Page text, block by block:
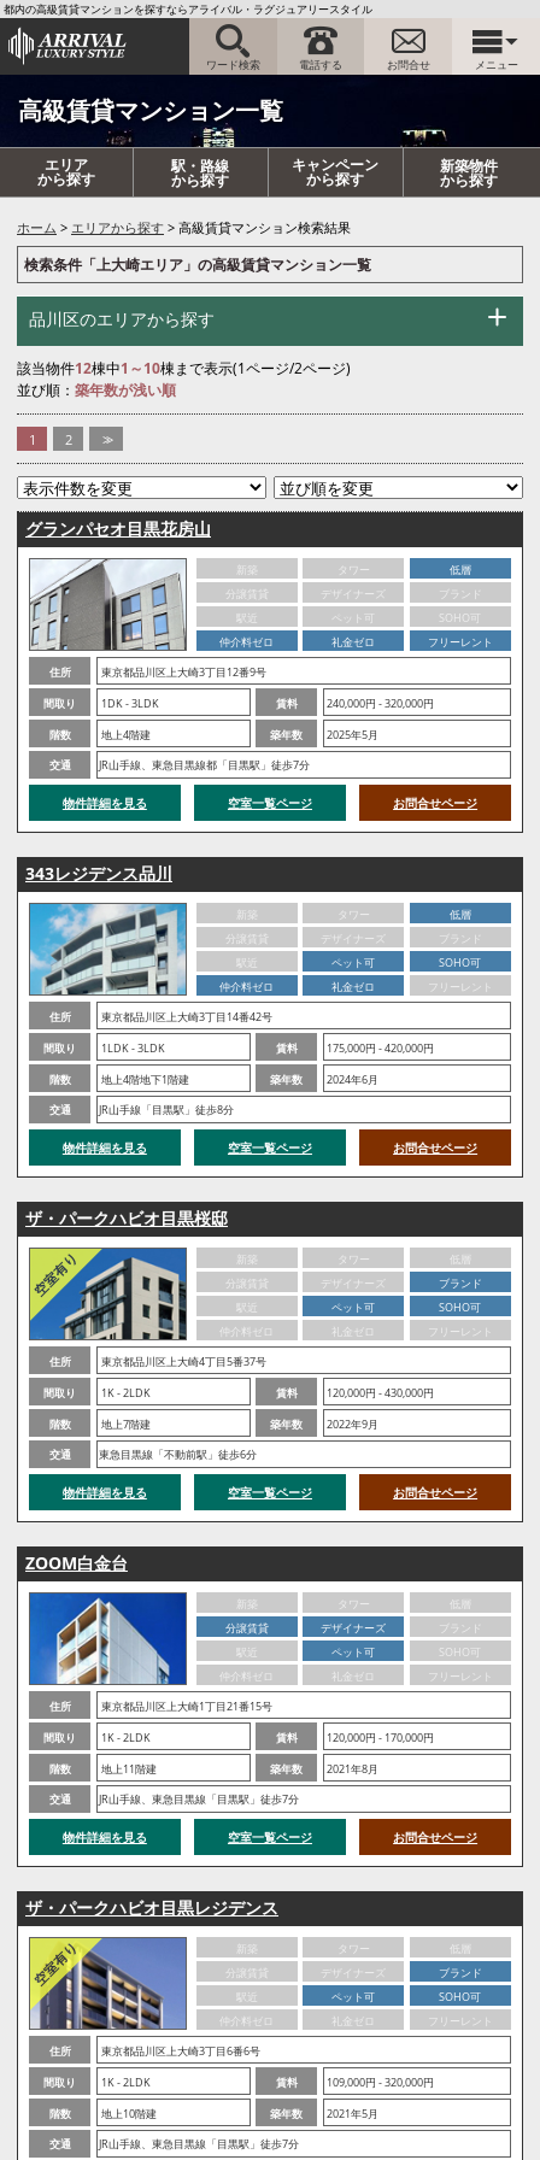
都内の高級賃貸マンションを探すならアライバル・ラグジュアリースタイル
ワード検索 電話する お問合せ メニュー
高級賃貸マンション一覧
エリア
から探す
駅・路線
から探す
キャンペーン
から探す
新築物件
から探す
ホーム エリアから探す 高級賃貸マンション検索結果
検索条件「上大崎エリア」の高級賃貸マンション一覧
品川区のエリアから探す
該当物件12棟中1～10棟まで表示(1ページ/2ページ)
並び順： 築年数が浅い順
1 2 >>
グランパセオ目黒花房山
新築 タワー
低層
分譲賃貸
デザイナーズ
ブランド
駅近
ペット可
SOHO可
仲介料ゼロ
礼金ゼロ
フリーレント
住所
東京都品川区上大崎3丁目12番9号
間取り
1DK - 3LDK 賃料
240,000円 - 320,000円
階数
地上4階建 築年数
2025年5月
交通
JR山手線、東急目黒線都「目黒駅」徒歩7分
物件詳細を見る 空室一覧ページ お問合せページ
343レジデンス品川
新築 タワー
低層
分譲賃貸
デザイナーズ
ブランド
駅近
ペット可
SOHO可
仲介料ゼロ
礼金ゼロ
フリーレント
住所
東京都品川区上大崎3丁目14番42号
間取り
1LDK - 3LDK 賃料
175,000円 - 420,000円
階数
地上4階地下1階建 築年数
2024年6月
交通
JR山手線「目黒駅」徒歩8分
物件詳細を見る 空室一覧ページ お問合せページ
ザ・パークハビオ目黒桜邸
新築 タワー
低層
分譲賃貸
デザイナーズ
ブランド
駅近
ペット可
SOHO可
仲介料ゼロ
礼金ゼロ
フリーレント
住所
東京都品川区上大崎4丁目5番37号
間取り
1K - 2LDK 賃料
120,000円 - 430,000円
階数
地上7階建 築年数
2022年9月
交通
東急目黒線「不動前駅」徒歩6分
物件詳細を見る 空室一覧ページ お問合せページ
ZOOM白金台
新築 タワー
低層
分譲賃貸
デザイナーズ
ブランド
駅近
ペット可
SOHO可
仲介料ゼロ
礼金ゼロ
フリーレント
住所
東京都品川区上大崎1丁目21番15号
間取り
1K - 2LDK 賃料
120,000円 - 170,000円
階数
地上11階建 築年数
2021年8月
交通
JR山手線、東急目黒線「目黒駅」徒歩7分
物件詳細を見る 空室一覧ページ お問合せページ
ザ・パークハビオ目黒レジデンス
新築 タワー
低層
分譲賃貸
デザイナーズ
ブランド
駅近
ペット可
SOHO可
仲介料ゼロ
礼金ゼロ
フリーレント
住所
東京都品川区上大崎3丁目6番6号
間取り
1K - 2LDK 賃料
109,000円 - 320,000円
階数
地上10階建 築年数
2021年5月
交通
JR山手線、東急目黒線「目黒駅」徒歩7分